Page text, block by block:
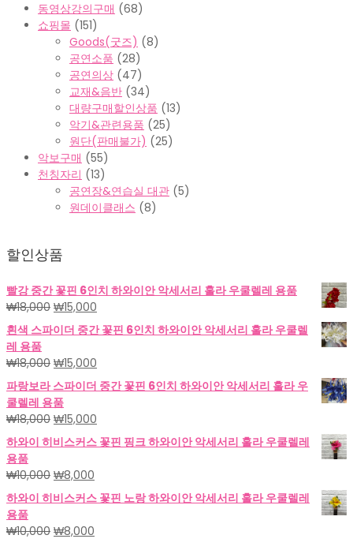
동영상강의구매 (68)
쇼핑몰 (151)
Goods(굿즈) (8)
공연소품 (28)
공연의상 (47)
교재&음반 (34)
대량구매할인상품 (13)
악기&관련용품 (25)
원단(판매불가) (25)
악보구매 (55)
천칭자리 (13)
공연장&연습실 대관 (5)
원데이클래스 (8)
할인상품
빨강 중간 꽃핀 6인치 하와이안 악세서리 훌라 우쿨렐레 용품
₩18,000 원
래
가
격:
₩18,000.
₩15,000
재
가
₩15,000.
흰색 스파이더 중간 꽃핀 6인치 하와이안 악세서리 훌라 우쿨렐
레 용품
₩18,000 원
래
가
격:
₩18,000.
₩15,000
재
가
₩15,000.
파랑보라 스파이더 중간 꽃핀 6인치 하와이안 악세서리 훌라 우
쿨렐레 용품
₩18,000 원
래
가
격:
₩18,000.
₩15,000
재
가
하와이 히비스커스 꽃핀 핑크 하와이안 악세서리 훌라 우쿨렐레
용품
₩10,000 원
래
가
격:
₩10,000.
₩8,000
재
가
₩8,000.
하와이 히비스커스 꽃핀 노랑 하와이안 악세서리 훌라 우쿨렐레
용품
₩10,000 원
₩8,000